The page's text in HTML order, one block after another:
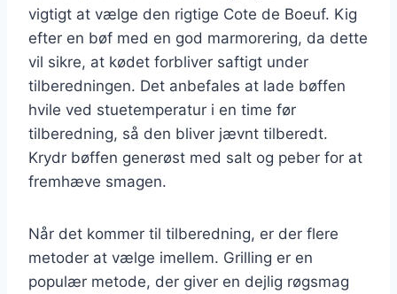
vigtigt at vælge den rigtige Cote de Boeuf. Kig
efter en bøf med en god marmorering, da dette
vil sikre, at kødet forbliver saftigt under
tilberedningen. Det anbefales at lade bøffen
hvile ved stuetemperatur i en time før
tilberedning, så den bliver jævnt tilberedt.
Krydr bøffen generøst med salt og peber for at
fremhæve smagen.
Når det kommer til tilberedning, er der flere
metoder at vælge imellem. Grilling er en
populær metode, der giver en dejlig røgsmag